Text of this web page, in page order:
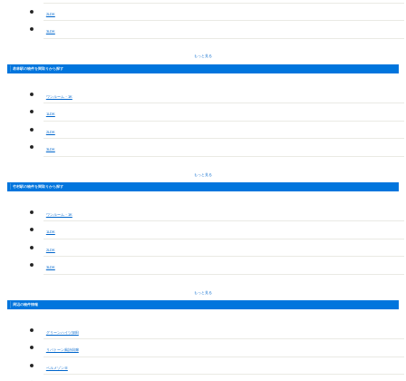
2LDK
3LDK
もっと見る
若林駅の物件を間取りから探す
ワンルーム・1K
1LDK
2LDK
3LDK
もっと見る
竹村駅の物件を間取りから探す
ワンルーム・1K
1LDK
2LDK
3LDK
もっと見る
周辺の物件情報
グリーンハイツ深田
リバトーン風詩回廊
ベルメゾンⅢ